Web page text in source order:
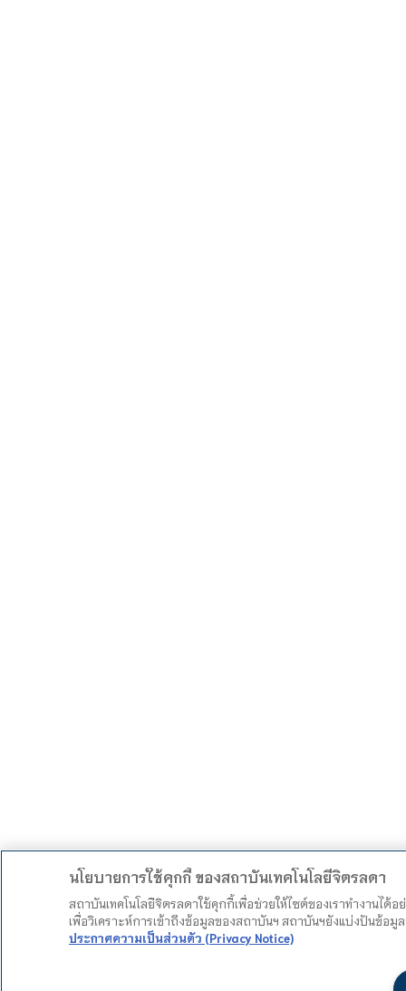
นโยบายการใช้คุกกี้ ของสถาบันเทคโนโลยีจิตรลดา
สถาบันเทคโนโลยีจิตรลดาใช้คุกกี้เพื่อช่วยให้ไซต์ของเราทำงานไ
เพื่อวิเคราะห์การเข้าถึงข้อมูลของสถาบันฯ สถาบันฯยังแบ่งปันข้อ
ประกาศความเป็นส่วนตัว (Privacy Notice)